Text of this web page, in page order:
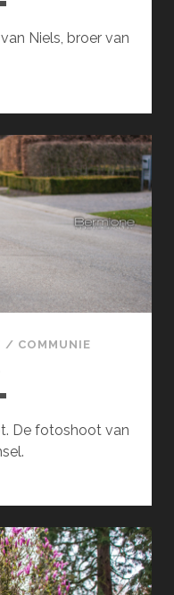
Niels, broer van
/ COMMUNIE
De fotoshoot van